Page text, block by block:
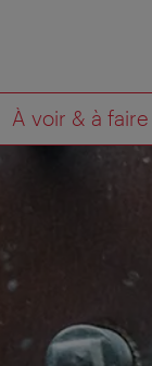
À voir & à faire
Que